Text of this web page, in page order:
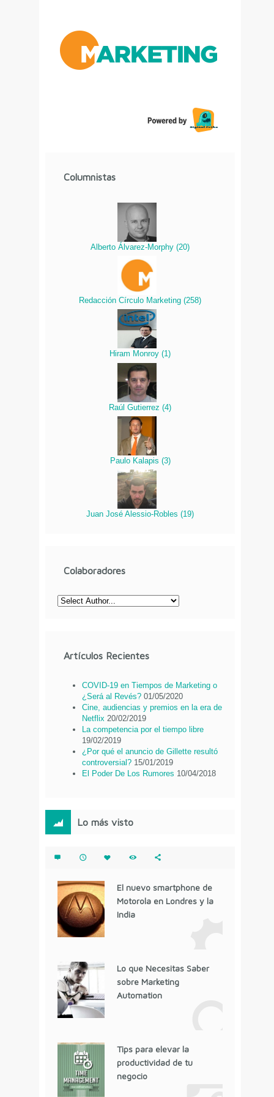
Columnistas
Alberto Álvarez-Morphy (20)
Redacción Círculo Marketing (258)
Hiram Monroy (1)
Raúl Gutierrez (4)
Paulo Kalapis (3)
Juan José Alessio-Robles (19)
Colaboradores
Artículos Recientes
COVID-19 en Tiempos de Marketing o
¿Será al Revés? 01/05/2020
Cine, audiencias y premios en la era de
Netflix 20/02/2019
La competencia por el tiempo libre
19/02/2019
¿Por qué el anuncio de Gillette resultó
controversial? 15/01/2019
El Poder De Los Rumores 10/04/2018
Lo más visto
El nuevo smartphone de
Motorola en Londres y la
India
Lo que Necesitas Saber
sobre Marketing
Automation
Tips para elevar la
productividad de tu
negocio